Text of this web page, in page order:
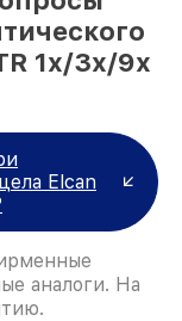
1x/3x/9x
Elcan
аналоги. На